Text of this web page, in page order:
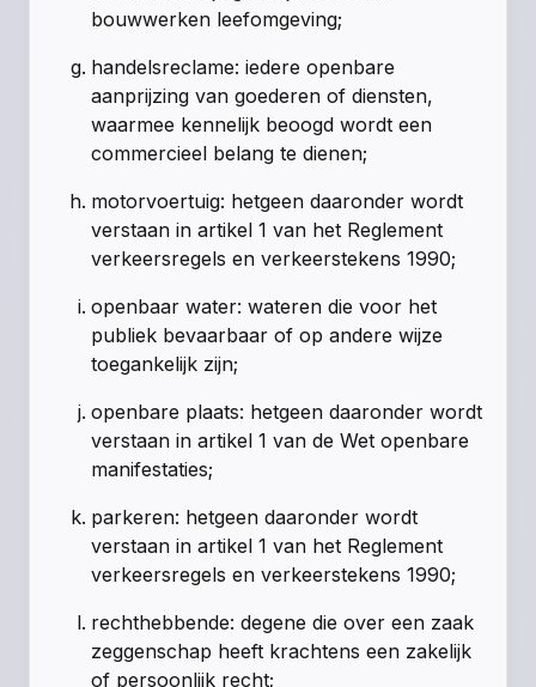
bouwwerken leefomgeving;
handelsreclame: iedere openbare
aanprijzing van goederen of diensten,
waarmee kennelijk beoogd wordt een
commercieel belang te dienen;
motorvoertuig: hetgeen daaronder wordt
verstaan in artikel 1 van het Reglement
verkeersregels en verkeerstekens 1990;
openbaar water: wateren die voor het
publiek bevaarbaar of op andere wijze
toegankelijk zijn;
openbare plaats: hetgeen daaronder wordt
verstaan in artikel 1 van de Wet openbare
manifestaties;
parkeren: hetgeen daaronder wordt
verstaan in artikel 1 van het Reglement
verkeersregels en verkeerstekens 1990;
rechthebbende: degene die over een zaak
zeggenschap heeft krachtens een zakelijk
of persoonlijk recht;